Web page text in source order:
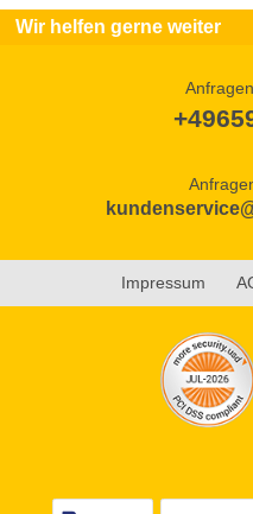
Wir helfen gerne weiter
Impressum